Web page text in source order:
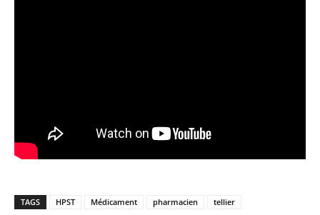
TAGS HPST Médicament pharmacien tellier